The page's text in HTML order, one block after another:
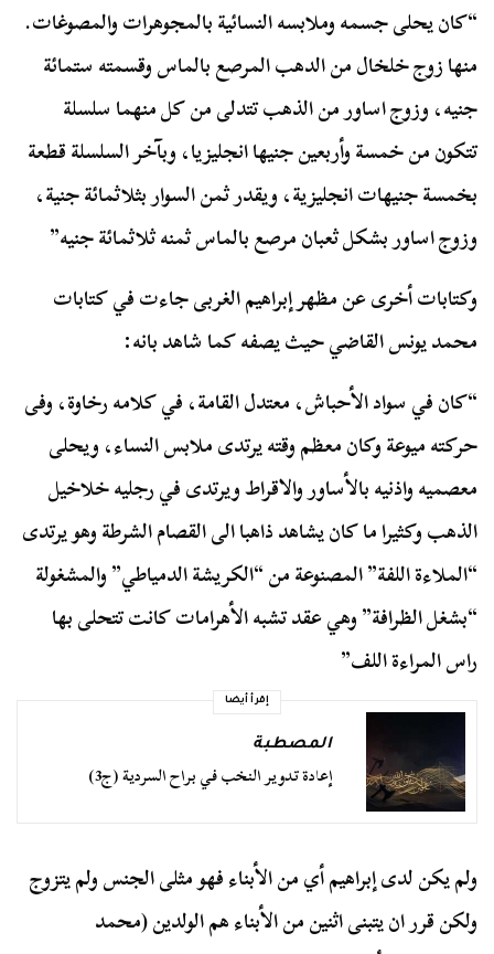
“كان يحلى جسمه وملابسه النسائية بالمجوهرات والمصوغات.
منها زوج خلخال من الدهب المرصع بالماس وقسمته ستمائة
جنيه، وزوج اساور من الذهب تتدلى من كل منهما سلسلة
تتكون من خمسة وأربعين جنيها انجليزيا، وبآخر السلسلة قطعة
بخمسة جنيهات انجليزية، ويقدر ثمن السوار بثلاثمائة جنية،
وزوج اساور بشكل ثعبان مرصع بالماس ثمنه ثلاثمائة جنيه”
وكتابات أخرى عن مظهر إبراهيم الغربى جاءت في كتابات
محمد يونس القاضي حيث يصفه كما شاهد بانه:
“كان في سواد الأحباش، معتدل القامة، في كلامه رخاوة، وفى
حركته ميوعة وكان معظم وقته يرتدى ملابس النساء، ويحلى
معصميه واذنيه بالأساور والاقراط ويرتدى في رجليه خلاخيل
الذهب وكثيرا ما كان يشاهد ذاهبا الى القصام الشرطة وهو يرتدى
“الملاءة اللفة” المصنوعة من “الكريشة الدمياطي” والمشغولة
“بشغل الظرافة” وهي عقد تشبه الأهرامات كانت تتحلى بها
راس المراءة اللف”
إقرأ أيضا
المصطبة
إعادة تدوير النخب في براح السردية (ج3)
ولم يكن لدى إبراهيم أي من الأبناء فهو مثلى الجنس ولم يتزوج
ولكن قرر ان يتبنى اثنين من الأبناء هم الولدين (محمد